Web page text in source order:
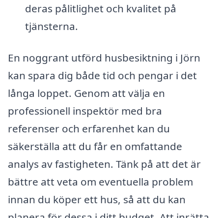
deras pålitlighet och kvalitet på
tjänsterna.
En noggrant utförd husbesiktning i Jörn
kan spara dig både tid och pengar i det
långa loppet. Genom att välja en
professionell inspektör med bra
referenser och erfarenhet kan du
säkerställa att du får en omfattande
analys av fastigheten. Tänk på att det är
bättre att veta om eventuella problem
innan du köper ett hus, så att du kan